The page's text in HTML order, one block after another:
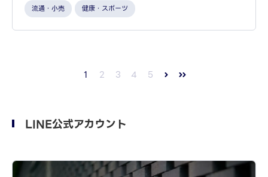
流通・小売 健康・スポーツ
1 2 3 4 5
LINE公式アカウント